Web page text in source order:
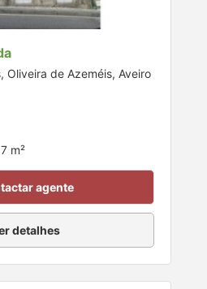
Oliveira de Azeméis, Aveiro
m²
agente
detalhes